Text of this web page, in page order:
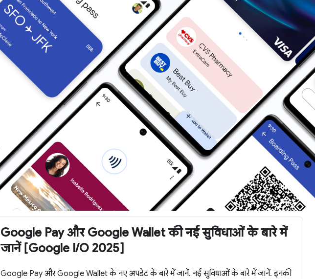
Google Pay और Google Wallet की नई सुविधाओं के बारे में
जानें [Google I/O 2025]
Google Pay और Google Wallet के नए अपडेट के बारे में जानें. नई सुविधाओं के बारे में जानें. इनकी